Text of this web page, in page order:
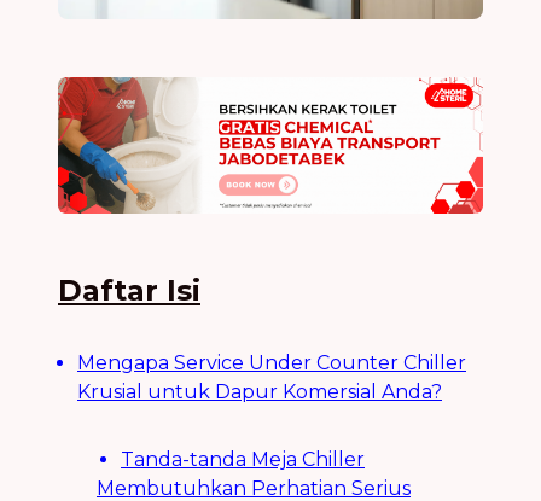
Daftar Isi
Mengapa Service Under Counter Chiller
Krusial untuk Dapur Komersial Anda?
Tanda-tanda Meja Chiller
Membutuhkan Perhatian Serius